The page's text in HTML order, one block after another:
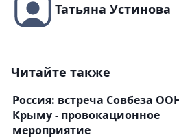
Татьяна Устинова
Читайте также
Россия: встреча Совбеза
Крыму - провокационное
мероприятие